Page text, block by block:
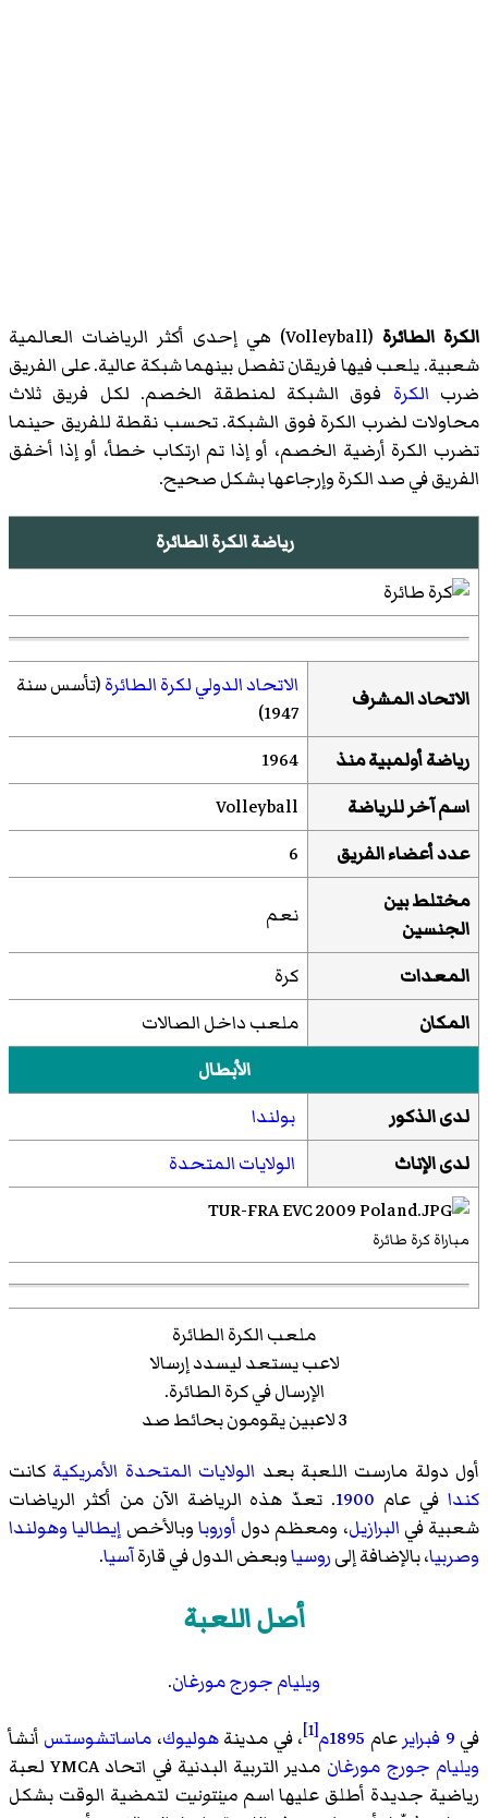
الكرة الطائرة (
Volleyball)‏ هي إحدى أكثر الرياضات العالمية
شعبية. يلعب فيها فريقان تفصل بينهما شبكة عالية. على الفريق
ضرب الكرة فوق الشبكة لمنطقة الخصم. لكل فريق ثلاث
محاولات لضرب الكرة فوق الشبكة. تحسب نقطة للفريق حينما
تضرب الكرة أرضية الخصم، أو إذا تم ارتكاب خطأ، أو إذا أخفق
الفريق في صد الكرة وإرجاعها بشكل صحيح.
رياضة الكرة الطائرة
الاتحاد المشرف الاتحاد الدولي لكرة الطائرة(تأسس سنة
1947)
رياضة أولمبية منذ
1964
اسم آخر للرياضة
Volleyball
عدد أعضاء الفريق
6
مختلط بين
الجنسين
نعم
المعدات
كرة
المكان
ملعب داخل الصالات
الأبطال
لدى الذكور
بولندا
لدى الإناث
الولايات المتحدة
مباراة كرة طائرة
ملعب الكرة الطائرة
لاعب يستعد ليسدد إرسالا
الإرسال في كرة الطائرة.
3 لاعبين يقومون بحائط صد
أول دولة مارست اللعبة بعد الولايات المتحدة الأمريكية كانت
كندافي عام 1900. تعدّ هذه الرياضة الآن من أكثر الرياضات
شعبية في البرازيل، ومعظم دول أوروباوبالأخص إيطاليا وهولندا
وصربيا، بالإضافة إلىروسياوبعض الدول في قارةآسيا.
أصل اللعبة
ويليام جورج مورغان.
في 9 فبراير عام 1895م [1] ، في مدينةهوليوك، ماساتشوستس أنشأ
ويليام جورج مورغان
مدير التربية البدنية في اتحاد YMCA لعبة
رياضية جديدة أطلق عليها اسممينتونيت لتمضية الوقت بشكل